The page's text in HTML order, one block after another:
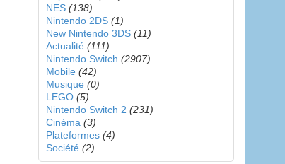
NES (138)
Nintendo 2DS (1)
New Nintendo 3DS (11)
Actualité (111)
Nintendo Switch (2907)
Mobile (42)
Musique (0)
LEGO (5)
Nintendo Switch 2 (231)
Cinéma (3)
Plateformes (4)
Société (2)